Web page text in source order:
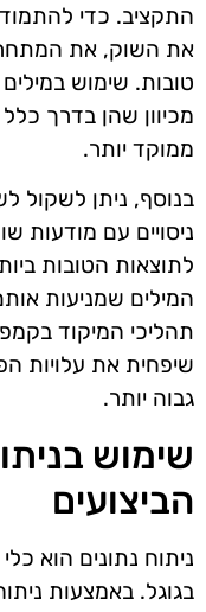
התקציב. כדי
את השוק, את
טובות. שימוש במילים
מכיוון שהן בדרך
ממוקד יותר.
בנוסף, ניתן לשקול
ניסויים עם מודעות
לתוצאות הטובות
המילים שמניעות
תהליכי המיקוד
שיפחית את עלויות
גבוה יותר.
שימוש
הביצועים
ניתוח נתונים הוא
בגוגל. באמצעות